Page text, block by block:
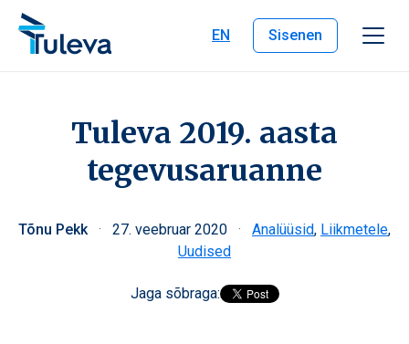
Liigu edasi sisu juurde
EN
Sisenen
Tuleva 2019. aasta
tegevusaruanne
Tõnu Pekk · 27. veebruar 2020 · Analüüsid, Liikmetele,
Uudised
Jaga sõbraga: